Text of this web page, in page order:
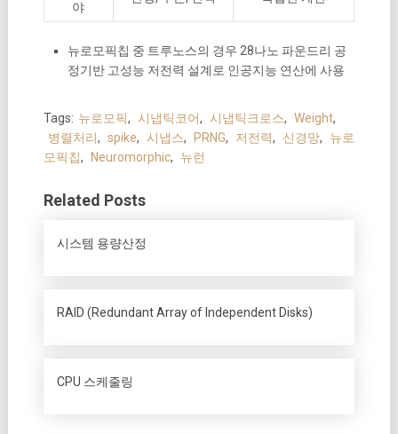
야
뉴로모픽칩 중 트루노스의 경우 28나노 파운드리 공
정기반 고성능 저전력 설계로 인공지능 연산에 사용
Tags: 뉴로모픽, 시냅틱코어, 시냅틱크로스, Weight,
병렬처리, spike, 시냅스, PRNG, 저전력, 신경망,
뉴로
모픽칩, Neuromorphic, 뉴런
Related Posts
시스템 용량산정
RAID (Redundant Array of Independent Disks)
CPU 스케줄링